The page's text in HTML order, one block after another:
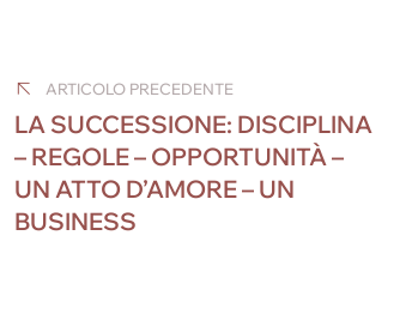
e
b
o
o
k
e
dI
n
n
g
er
st a
articoli
ARTICOLO PRECEDENTE
LA SUCCESSIONE: DISCIPLINA
– REGOLE – OPPORTUNITÀ –
UN ATTO D’AMORE – UN
BUSINESS